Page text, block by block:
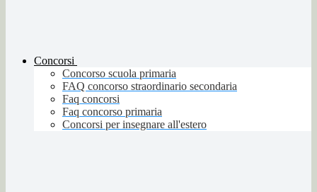
Concorsi
Concorso scuola primaria
FAQ concorso straordinario secondaria
Faq concorsi
Faq concorso primaria
Concorsi per insegnare all'estero